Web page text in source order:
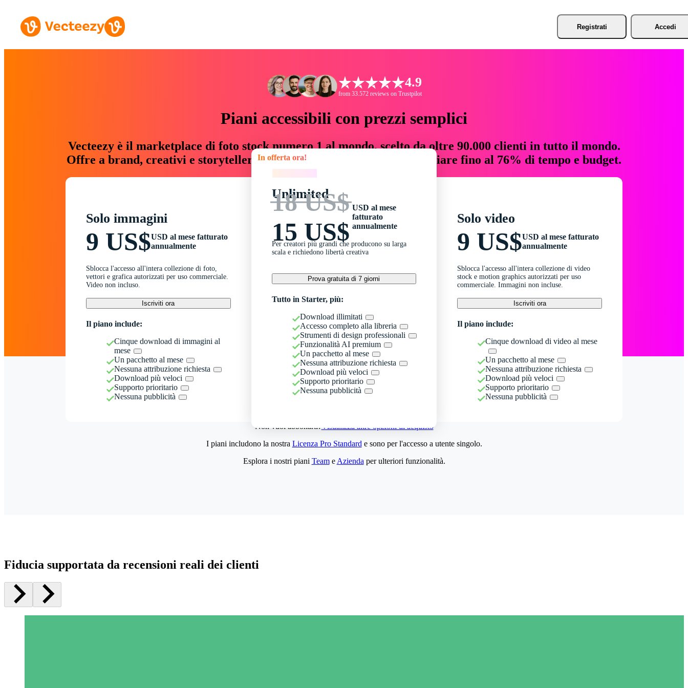
Registrati Accedi
4.9
from 33.572 reviews on Trustpilot
Piani accessibili con prezzi semplici
Vecteezy è il marketplace di foto stock numero 1 al mondo, scelto da oltre 90.000 clienti in tutto il mondo.
Offre a brand, creativi e storyteller risorse creative che fanno risparmiare fino al 76% di tempo e budget.
Solo immagini
9 US$USD al mese fatturato
annualmente
Sblocca l'accesso all'intera collezione di foto,
vettori e grafica autorizzati per uso commerciale.
Video non incluso.
Iscriviti ora
Il piano include:
Cinque download di immagini al
mese
Un pacchetto al mese
Nessuna attribuzione richiesta
Download più veloci
Supporto prioritario
Nessuna pubblicità
In offerta ora!
Unlimited
18 US$
15 US$
USD al mese
fatturato
annualmente
Per creatori più grandi che producono su larga
scala e richiedono libertà creativa
Prova gratuita di 7 giorni
Tutto in Starter, più:
Download illimitati
Accesso completo alla libreria
Strumenti di design professionali
Funzionalità AI premium
Un pacchetto al mese
Nessuna attribuzione richiesta
Download più veloci
Supporto prioritario
Nessuna pubblicità
Solo video
9 US$USD al mese fatturato
annualmente
Sblocca l'accesso all'intera collezione di video
stock e motion graphics autorizzati per uso
commerciale. Immagini non incluse.
Iscriviti ora
Il piano include:
Cinque download di video al mese
Un pacchetto al mese
Nessuna attribuzione richiesta
Download più veloci
Supporto prioritario
Nessuna pubblicità
Non vuoi abbonarti?Visualizza altre opzioni di acquisto
I piani includono la nostra Licenza Pro Standard e sono per l'accesso a utente singolo.
Esplora i nostri piani Teame Azienda per ulteriori funzionalità.
Fiducia supportata da recensioni reali dei clienti